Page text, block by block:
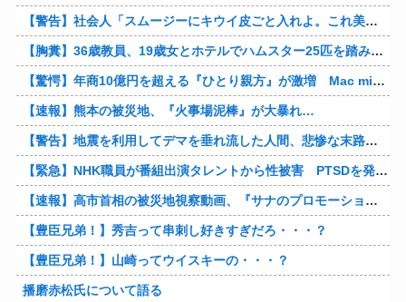
【警告】社会人「スムージーにキウイ皮ごと入れよ。これ美容にいいんだよね〜」→ 結果…
【胸糞】36歳教員、19歳女とホテルでハムスター25匹を踏み潰すなどして逮捕
【驚愕】年商10億円を超える『ひとり親方』が激増 Mac miniを大量購入しAIを従業員に
【速報】熊本の被災地、『火事場泥棒』が大暴れ…
【警告】地震を利用してデマを垂れ流した人間、悲惨な末路を迎える…
【緊急】NHK職員が番組出演タレントから性被害 PTSDを発症し休職へ
【速報】高市首相の被災地視察動画、『サナのプロモーションビデオ』すぎて炎上
【豊臣兄弟！】秀吉って串刺し好きすぎだろ・・・？
【豊臣兄弟！】山崎ってウイスキーの・・・？
播磨赤松氏について語る